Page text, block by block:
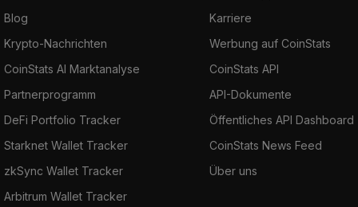
Blog
Krypto-Nachrichten
CoinStats AI Marktanalyse
Partnerprogramm
DeFi Portfolio Tracker
Starknet Wallet Tracker
zkSync Wallet Tracker
Arbitrum Wallet Tracker
Karriere
Werbung auf CoinStats
CoinStats API
API-Dokumente
Öffentliches API Dashboard
CoinStats News Feed
Über uns